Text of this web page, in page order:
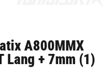
A800MMX
Lang + 7mm (1)